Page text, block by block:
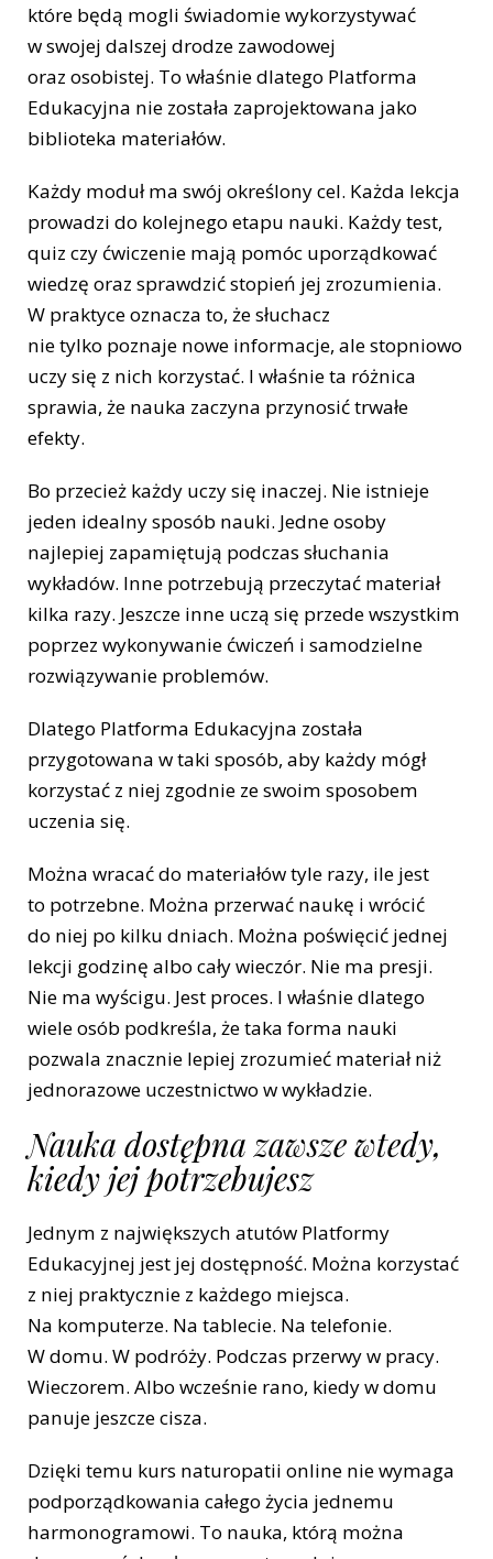
które będą mogli świadomie wykorzystywać
w swojej dalszej drodze zawodowej
oraz osobistej. To właśnie dlatego Platforma
Edukacyjna nie została zaprojektowana jako
biblioteka materiałów.
Każdy moduł ma swój określony cel. Każda lekcja
prowadzi do kolejnego etapu nauki. Każdy test,
quiz czy ćwiczenie mają pomóc uporządkować
wiedzę oraz sprawdzić stopień jej zrozumienia.
W praktyce oznacza to, że słuchacz
nie tylko poznaje nowe informacje, ale stopniowo
uczy się z nich korzystać. I właśnie ta różnica
sprawia, że nauka zaczyna przynosić trwałe
efekty.
Bo przecież każdy uczy się inaczej. Nie istnieje
jeden idealny sposób nauki. Jedne osoby
najlepiej zapamiętują podczas słuchania
wykładów. Inne potrzebują przeczytać materiał
kilka razy. Jeszcze inne uczą się przede wszystkim
poprzez wykonywanie ćwiczeń i samodzielne
rozwiązywanie problemów.
Dlatego Platforma Edukacyjna została
przygotowana w taki sposób, aby każdy mógł
korzystać z niej zgodnie ze swoim sposobem
uczenia się.
Można wracać do materiałów tyle razy, ile jest
to potrzebne. Można przerwać naukę i wrócić
do niej po kilku dniach. Można poświęcić jednej
lekcji godzinę albo cały wieczór. Nie ma presji.
Nie ma wyścigu. Jest proces. I właśnie dlatego
wiele osób podkreśla, że taka forma nauki
pozwala znacznie lepiej zrozumieć materiał niż
jednorazowe uczestnictwo w wykładzie.
Nauka dostępna zawsze wtedy,
kiedy jej potrzebujesz
Jednym z największych atutów Platformy
Edukacyjnej jest jej dostępność. Można korzystać
z niej praktycznie z każdego miejsca.
Na komputerze. Na tablecie. Na telefonie.
W domu. W podróży. Podczas przerwy w pracy.
Wieczorem. Albo wcześnie rano, kiedy w domu
panuje jeszcze cisza.
Dzięki temu kurs naturopatii online nie wymaga
podporządkowania całego życia jednemu
harmonogramowi. To nauka, którą można